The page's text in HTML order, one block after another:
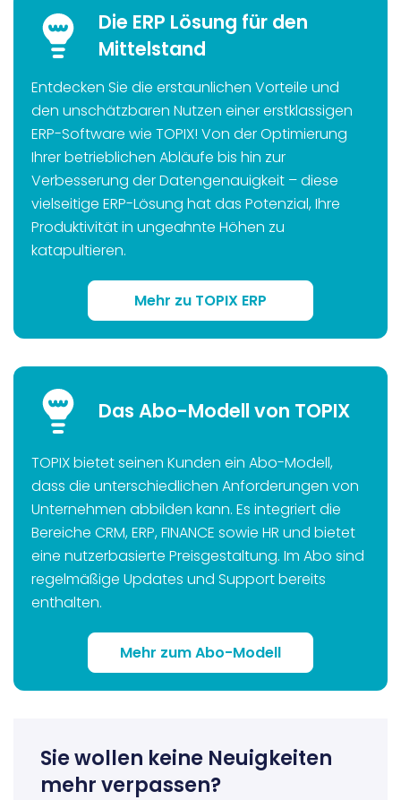
Die ERP Lösung für den
Mittelstand
Entdecken Sie die erstaunlichen Vorteile und
den unschätzbaren Nutzen einer erstklassigen
ERP-Software wie TOPIX! Von der Optimierung
Ihrer betrieblichen Abläufe bis hin zur
Verbesserung der Datengenauigkeit – diese
vielseitige ERP-Lösung hat das Potenzial, Ihre
Produktivität in ungeahnte Höhen zu
katapultieren.
Mehr zu TOPIX ERP
Das Abo-Modell von TOPIX
TOPIX bietet seinen Kunden ein Abo-Modell,
dass die unterschiedlichen Anforderungen von
Unternehmen abbilden kann. Es integriert die
Bereiche CRM, ERP, FINANCE sowie HR und bietet
eine nutzerbasierte Preisgestaltung. Im Abo sind
regelmäßige Updates und Support bereits
enthalten.
Mehr zum Abo-Modell
Sie wollen keine Neuigkeiten
mehr verpassen?